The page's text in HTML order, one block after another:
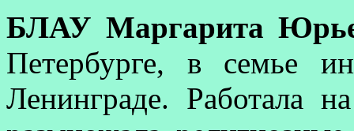
БЛАУ Маргарита
Петербурге, в семье
Ленинграде. Работала